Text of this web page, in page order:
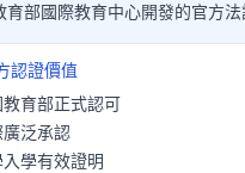
育部國際教育中心開發的官方
認證價值
教育部正式認可
廣泛承認
入學有效證明